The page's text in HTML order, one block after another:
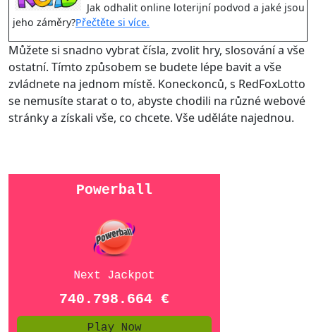
Jak odhalit online loterijní podvod a jaké jsou
jeho záměry?Přečtěte si více.
Můžete si snadno vybrat čísla, zvolit hry, slosování a vše
ostatní. Tímto způsobem se budete lépe bavit a vše
zvládnete na jednom místě. Koneckonců, s RedFoxLotto
se nemusíte starat o to, abyste chodili na různé webové
stránky a získali vše, co chcete. Vše uděláte najednou.